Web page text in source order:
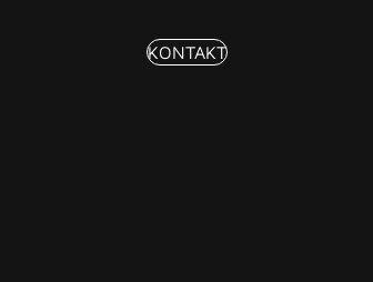
KONTAKT